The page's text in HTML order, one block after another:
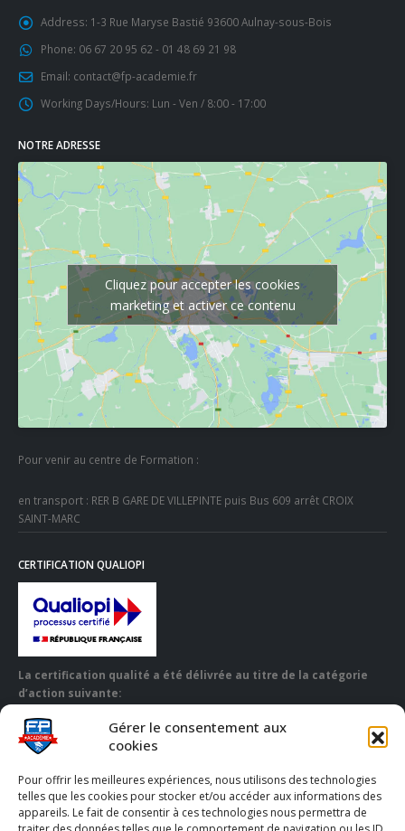
Gérer le consentement aux
cookies
Pour offrir les meilleures expériences, nous utilisons des technologies
telles que les cookies pour stocker et/ou accéder aux informations des
appareils. Le fait de consentir à ces technologies nous permettra de
Address: 1-3 Rue Maryse Bastié 93600 Aulnay-sous-Bois
Phone: 06 67 20 95 62 - 01 48 69 21 98
Email: contact@fp-academie.fr
Working Days/Hours: Lun - Ven / 8:00 - 17:00
NOTRE ADRESSE
Cliquez pour accepter les cookies
marketing et activer ce contenu
Pour venir au centre de Formation :
en transport : RER B GARE DE VILLEPINTE puis Bus 609 arrêt CROIX
SAINT-MARC
CERTIFICATION QUALIOPI
La certification qualité a été délivrée au titre de la catégorie
d’action suivante:
Action de formation